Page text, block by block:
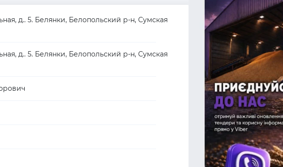
д.. 5. Белянки, Белопольский р-н, Сумская
д.. 5. Белянки, Белопольский р-н, Сумская